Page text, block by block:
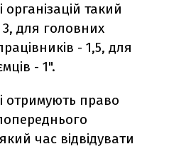
організацій такий
3, для головних
- 1,5, для
- 1".
отримують право
час відвідувати